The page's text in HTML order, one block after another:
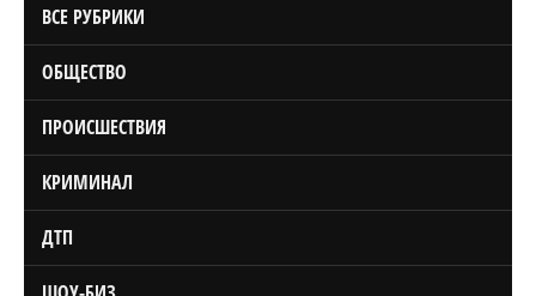
ВСЕ РУБРИКИ
ОБЩЕСТВО
ПРОИСШЕСТВИЯ
КРИМИНАЛ
ДТП